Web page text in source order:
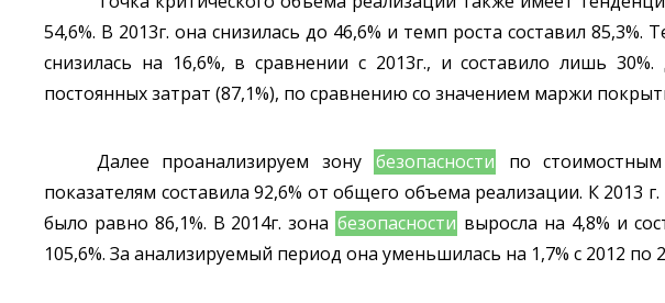
54,6%. В 2013г. она снизилась до 46,6% и темп роста составил
снизилась на 16,6%, в сравнении с 2013г., и составило лишь
постоянных затрат (87,1%), по сравнению со значением маржи
Далее проанализируем зону безопасности по
показателям составила 92,6% от общего объема реализации. К 2013
было равно 86,1%. В 2014г. зона безопасности выросла на 4,8% и
105,6%. За анализируемый период она уменьшилась на 1,7% с 2012 по